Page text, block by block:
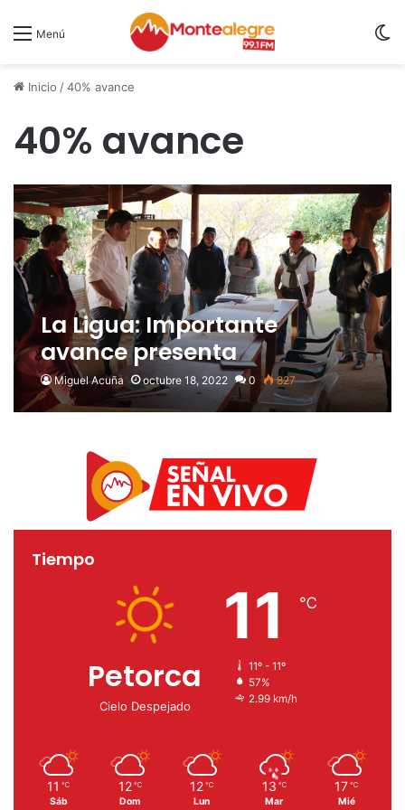
Menú
Inicio /40% avance
40% avance
La Ligua: Importante
avance presenta
regularización de terrenos y
sitios en Valle Hermoso
Miguel Acuña octubre 18, 2022 0 827
Tiempo
Petorca
Cielo Despejado
11 ℃
11º - 11º
57%
2.99 km/h
11 ℃
Sáb
12 ℃
Dom
12 ℃
Lun
13 ℃
Mar
17 ℃
Mié